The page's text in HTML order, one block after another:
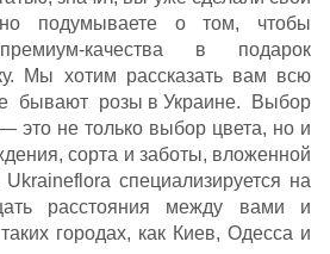
подумываете о том, чтобы
качества в подарок
Мы хотим рассказать вам всю
бывают розы в Украине. Выбор
это не только выбор цвета, но и
сорта и заботы, вложенной
специализируется на
расстояния между вами и
городах, как Киев, Одесса и